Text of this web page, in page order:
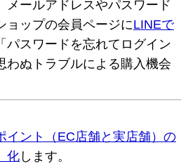
メールアドレスやパスワード
ョップの会員ページにLINEで
パスワードを忘れてログイン
わぬトラブルによる購入機会
イント（EC店舗と実店舗）の
化 します。